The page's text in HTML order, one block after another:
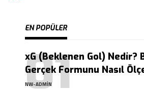
EN POPÜLER
xG (Beklenen Gol) Nedir?
Gerçek Formunu Nasıl
NW-ADMIN